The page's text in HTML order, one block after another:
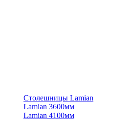
Столешницы Lamian
Lamian 3600мм
Lamian 4100мм